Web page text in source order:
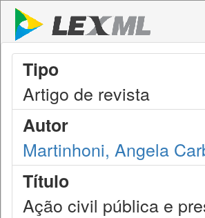
Tipo
Artigo de revista
Autor
Martinhoni, Angela
Título
Ação civil pública e